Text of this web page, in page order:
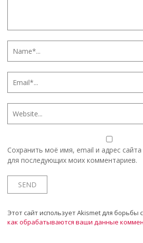
Сохранить моё имя, email и адрес
для последующих моих комментариев.
Этот сайт использует Akismet для борьбы
как обрабатываются ваши данные